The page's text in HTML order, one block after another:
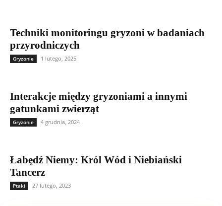
Techniki monitoringu gryzoni w badaniach
przyrodniczych
Gryzonie 1 lutego, 2025
Interakcje między gryzoniami a innymi
gatunkami zwierząt
Gryzonie 4 grudnia, 2024
Łabędź Niemy: Król Wód i Niebiański
Tancerz
Ptaki 27 lutego, 2023